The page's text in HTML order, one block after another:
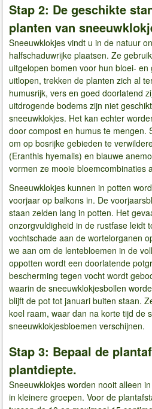
Stap 2: De geschikte
planten van
Sneeuwklokjes vindt u in de natuur
halfschaduwrijke plaatsen. Ze
uitgelopen bomen voor hun bloei-
uitlopen, trekken de planten zich al
humusrijk, vers en goed doorlatend
uitdrogende bodems zijn niet
sneeuwklokjes. Het kan echter
door compost en humus te mengen.
om op bosrijke gebieden te
(Eranthis hyemalis) en blauwe
vormen ze mooie bloemcombinaties
Sneeuwklokjes kunnen in potten
voorjaar op balkons in. De
staan ​​zelden lang in potten. Het
onzorgvuldigheid in de rustfase leidt
vochtschade aan de wortelorganen
we aan om de lentebloemen in de
oppotten wordt een doorlatende
bescherming tegen vocht wordt
waarin de sneeuwklokjesbollen
blijft de pot tot januari buiten staan.
koel raam, waar dan na korte tijd de
sneeuwklokjesbloemen verschijnen.
Stap 3: Bepaal de
plantdiepte.
Sneeuwklokjes worden nooit alleen
in kleinere groepen. Voor de